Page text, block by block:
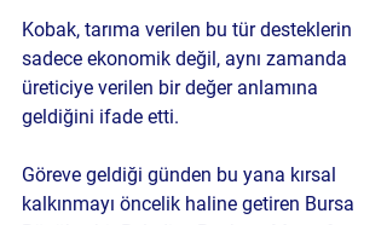
Kobak, tarıma verilen bu tür desteklerin
sadece ekonomik değil, aynı zamanda
üreticiye verilen bir değer anlamına
geldiğini ifade etti.
Göreve geldiği günden bu yana kırsal
kalkınmayı öncelik haline getiren Bursa